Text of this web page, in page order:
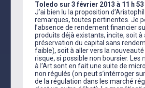
Toledo sur 3 février 2013 à 11 h
J’ai bien lu la proposition
remarques, toutes pertinentes. Je
l’absence de rendement financier
produits déjà existants, incite, soit à
préservation du capital sans
faible), soit à aller vers la
risque, si possible non boursier. Les
à l’Art sont en fait une suite de
non régulés (on peut s’intérroger
de la régulation dans les marché